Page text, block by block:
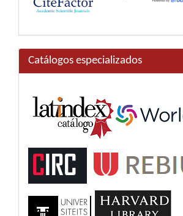
Catálogos especializados